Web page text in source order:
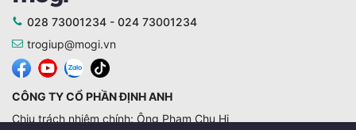
028 73001234 - 024 73001234
trogiup@mogi.vn
CÔNG TY CỔ PHẦN ĐỊNH ANH
Chịu trách nhiệm chính: Ông Phạm Chu Hi